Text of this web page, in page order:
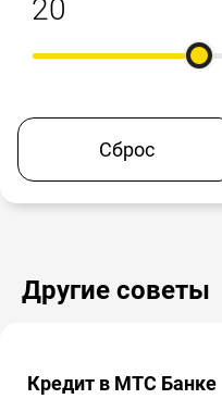
Сброс
Другие советы
Кредит в МТС Банке